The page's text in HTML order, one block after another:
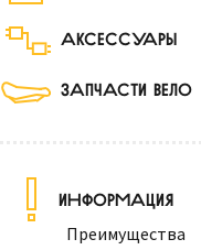
АКСЕССУАРЫ
ЗАПЧАСТИ ВЕЛО
ИНФОРМАЦИЯ
Преимущества